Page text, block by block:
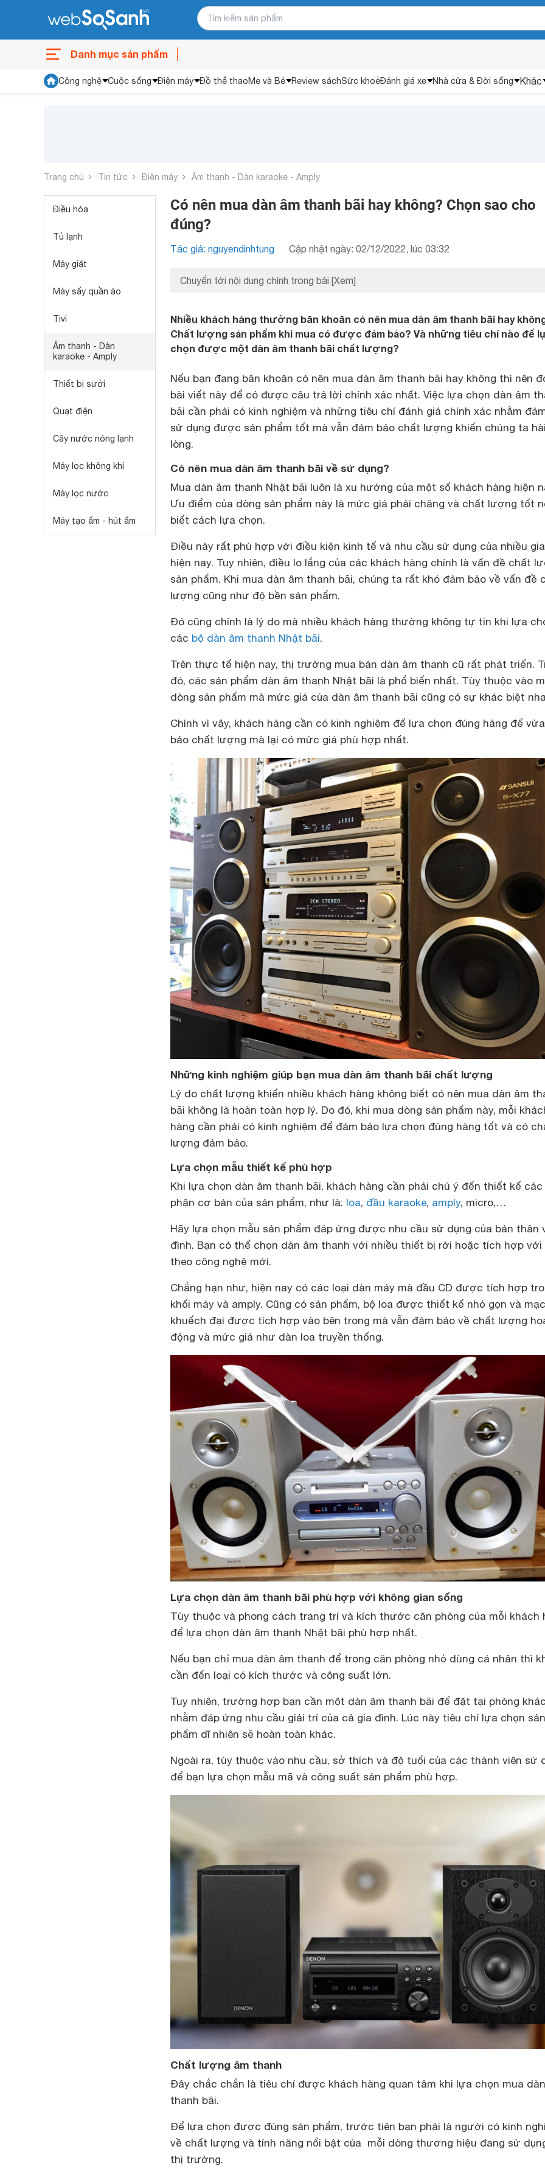
Danh mục sản phẩm
Công nghệ Cuộc sống Điện máy Đồ thể thaoMẹ và Bé Review sáchSức khoẻĐánh giá xe Nhà cửa & Đời sống Khác
Trang chủ Tin tức Điện máy Âm thanh - Dàn karaoke - Amply
Điều hòa
Tủ lạnh
Máy giặt
Máy sấy quần áo
Tivi
Âm thanh - Dàn
karaoke - Amply
Thiết bị sưởi
Quạt điện
Cây nước nóng lạnh
Máy lọc không khí
Máy lọc nước
Máy tạo ẩm - hút ẩm
Có nên mua dàn âm thanh bãi hay không? Chọn sao cho
đúng?
Tác giả: nguyendinhtung Cập nhật ngày: 02/12/2022, lúc 03:32
Chuyển tới nội dung chính trong bài [Xem]
Nhiều khách hàng thường băn khoăn có nên mua dàn âm thanh bãi hay
Chất lượng sản phẩm khi mua có được đảm bảo? Và những tiêu chí nào để
chọn được một dàn âm thanh bãi chất lượng?
Nếu bạn đang băn khoăn có nên mua dàn âm thanh bãi hay không thì nên
bài viết này để có được câu trả lời chính xác nhất. Việc lựa chọn dàn âm
bãi cần phải có kinh nghiệm và những tiêu chí đánh giá chính xác nhằm
sử dụng được sản phẩm tốt mà vẫn đảm bảo chất lượng khiến chúng ta
lòng.
Có nên mua dàn âm thanh bãi về sử dụng?
Mua dàn âm thanh Nhật bãi luôn là xu hướng của một số khách hàng hiện
Ưu điểm của dòng sản phẩm này là mức giá phải chăng và chất lượng tốt
biết cách lựa chọn.
Điều này rất phù hợp với điều kiện kinh tế và nhu cầu sử dụng của nhiều
hiện nay. Tuy nhiên, điều lo lắng của các khách hàng chính là vấn đề chất
sản phẩm. Khi mua dàn âm thanh bãi, chúng ta rất khó đảm bảo về vấn đề
lượng cũng như độ bền sản phẩm.
Đó cũng chính là lý do mà nhiều khách hàng thường không tự tin khi lựa
các bộ dàn âm thanh Nhật bãi.
Trên thực tế hiện nay, thị trường mua bán dàn âm thanh cũ rất phát triển.
đó, các sản phẩm dàn âm thanh Nhật bãi là phổ biến nhất. Tùy thuộc vào
dòng sản phẩm mà mức giá của dàn âm thanh bãi cũng có sự khác biệt
Chính vì vậy, khách hàng cần có kinh nghiệm để lựa chọn đúng hàng để
bảo chất lượng mà lại có mức giá phù hợp nhất.
Những kinh nghiệm giúp bạn mua dàn âm thanh bãi chất lượng
Lý do chất lượng khiến nhiều khách hàng không biết có nên mua dàn âm
bãi không là hoàn toàn hợp lý. Do đó, khi mua dòng sản phẩm này, mỗi
hàng cần phải có kinh nghiệm để đảm bảo lựa chọn đúng hàng tốt và có
lượng đảm bảo.
Lựa chọn mẫu thiết kế phù hợp
Khi lựa chọn dàn âm thanh bãi, khách hàng cần phải chú ý đến thiết kế các
phận cơ bản của sản phẩm, như là: loa, đầu karaoke, amply, micro,…
Hãy lựa chọn mẫu sản phẩm đáp ứng được nhu cầu sử dụng của bản thân
đình. Bạn có thể chọn dàn âm thanh với nhiều thiết bị rời hoặc tích hợp với
theo công nghệ mới.
Chẳng hạn như, hiện nay có các loại dàn máy mà đầu CD được tích hợp
khối máy và amply. Cũng có sản phẩm, bộ loa được thiết kế nhỏ gọn và
khuếch đại được tích hợp vào bên trong mà vẫn đảm bảo về chất lượng
động và mức giá như dàn loa truyền thống.
Lựa chọn dàn âm thanh bãi phù hợp với không gian sống
Tùy thuộc và phong cách trang trí và kích thước căn phòng của mỗi khách
để lựa chọn dàn âm thanh Nhật bãi phù hợp nhất.
Nếu bạn chỉ mua dàn âm thanh để trong căn phòng nhỏ dùng cá nhân thì
cần đến loại có kích thước và công suất lớn.
Tuy nhiên, trường hợp bạn cần một dàn âm thanh bãi để đặt tại phòng
nhằm đáp ứng nhu cầu giải trí của cả gia đình. Lúc này tiêu chí lựa chọn sản
phẩm dĩ nhiên sẽ hoàn toàn khác.
Ngoài ra, tùy thuộc vào nhu cầu, sở thích và độ tuổi của các thành viên sử
để bạn lựa chọn mẫu mã và công suất sản phẩm phù hợp.
Chất lượng âm thanh
Đây chắc chắn là tiêu chí được khách hàng quan tâm khi lựa chọn mua
thanh bãi.
Để lựa chọn được đúng sản phẩm, trước tiên bạn phải là người có kinh
về chất lượng và tính năng nổi bật của mỗi dòng thương hiệu đang sử
thị trường.